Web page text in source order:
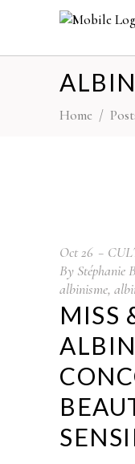
No products in
Home /
Oct26
By Stéphanie
albinisme,
MISS